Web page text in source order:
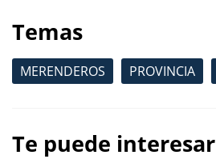
Temas
MERENDEROS PROVINCIA
Te puede interesar